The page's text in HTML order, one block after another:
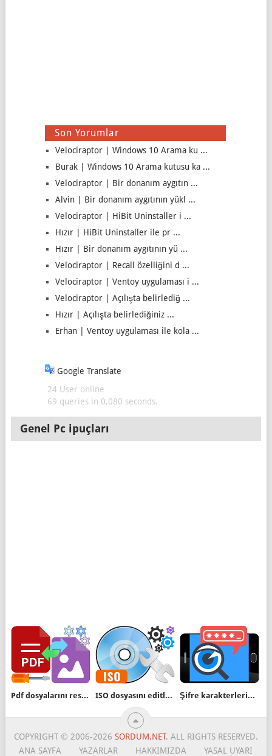
Son Yorumlar
Velociraptor | Windows 10 Arama ku ...
Burak | Windows 10 Arama kutusu ka ...
Velociraptor | Bir donanım aygıtın ...
Alvin | Bir donanım aygıtının yükl ...
Velociraptor | HiBit Uninstaller i ...
Hızır | HiBit Uninstaller ile pr ...
Hızır | Bir donanım aygıtının yü ...
Velociraptor | Recall özelliğini d ...
Velociraptor | Ventoy uygulaması i ...
Velociraptor | Açılışta belirlediğ ...
Hızır | Açılışta belirlediğiniz ...
Erhan | Ventoy uygulaması ile kola ...
Google Translate
24 User online
69 queries in 0,080 seconds.
Genel Pc ipuçları
Pdf dosyalarını resim formatına dönüştürün ISO dosyasını editlemede en kolay yöntem Şifre karakterlerini kısa süreliğine göstersin
COPYRIGHT © 2006-2026 SORDUM.NET. ALL RIGHTS RESERVED.
ANA SAYFA
YAZARLAR HAKKIMIZDA YASAL UYARI